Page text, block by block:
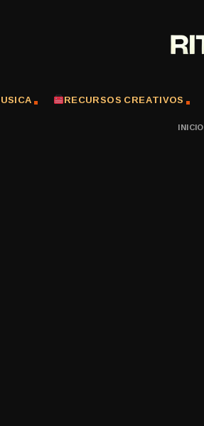
RECURSOS CREATIVOS
INICIO